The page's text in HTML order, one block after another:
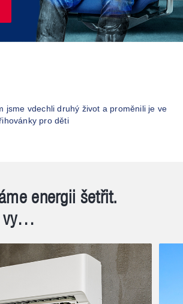
jsme vdechli druhý život a proměnili je ve
pro děti
energii šetřit.
vy…